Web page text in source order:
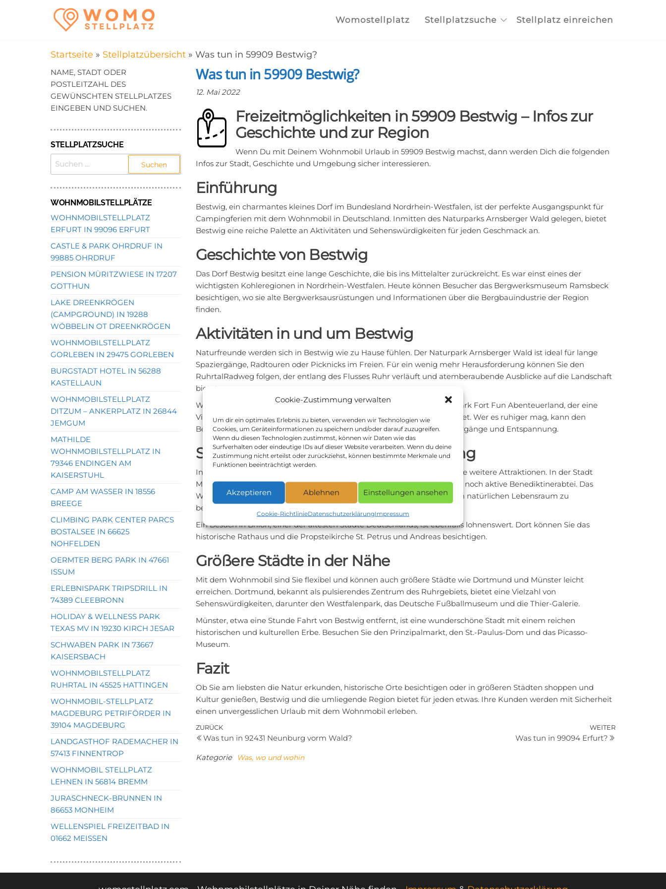
Cookie-Zustimmung verwalten
Um dir ein optimales Erlebnis zu bieten, verwenden wir Technologien wie
Cookies, um Geräteinformationen zu speichern und/oder darauf zuzugreifen.
Wenn du diesen Technologien zustimmst, können wir Daten wie das
Surfverhalten oder eindeutige IDs auf dieser Website verarbeiten. Wenn du deine
Zustimmung nicht erteilst oder zurückziehst, können bestimmte Merkmale und
Funktionen beeinträchtigt werden.
Akzeptieren Ablehnen Einstellungen ansehen
Cookie-RichtlinieDatenschutzerklärungImpressum
in der Nähe finden
Womostellplatz Stellplatzsuche Stellplatz einreichen
Startseite » Stellplatzübersicht » Was tun in 59909 Bestwig?
Was tun in 59909 Bestwig?
12. Mai 2022
Freizeitmöglichkeiten in 59909 Bestwig – Infos zur
Geschichte und zur Region
Wenn Du mit Deinem Wohnmobil Urlaub in 59909 Bestwig machst, dann werden Dich die folgenden
Infos zur Stadt, Geschichte und Umgebung sicher interessieren.
Einführung
Bestwig, ein charmantes kleines Dorf im Bundesland Nordrhein-Westfalen, ist der perfekte Ausgangspunkt für
Campingferien mit dem Wohnmobil in Deutschland. Inmitten des Naturparks Arnsberger Wald gelegen, bietet
Bestwig eine reiche Palette an Aktivitäten und Sehenswürdigkeiten für jeden Geschmack an.
Geschichte von Bestwig
Das Dorf Bestwig besitzt eine lange Geschichte, die bis ins Mittelalter zurückreicht. Es war einst eines der
wichtigsten Kohleregionen in Nordrhein-Westfalen. Heute können Besucher das Bergwerksmuseum Ramsbeck
besichtigen, wo sie alte Bergwerksausrüstungen und Informationen über die Bergbauindustrie der Region
finden.
Aktivitäten in und um Bestwig
Naturfreunde werden sich in Bestwig wie zu Hause fühlen. Der Naturpark Arnsberger Wald ist ideal für lange
Spaziergänge, Radtouren oder Picknicks im Freien. Für ein wenig mehr Herausforderung können Sie den
RuhrtalRadweg folgen, der entlang des Flusses Ruhr verläuft und atemberaubende Ausblicke auf die Landschaft
bietet.
Wenn Sie Adrenalin lieben, besuchen Sie den nahe gelegenen Freizeitpark Fort Fun Abenteuerland, der eine
Vielzahl von Fahrgeschäften und Attraktionen für die ganze Familie bietet. Wer es ruhiger mag, kann den
Bestwiger Panoramapark besuchen – ein wunderschöner Ort für Spaziergänge und Entspannung.
Sehenswürdigkeiten in der Umgebung
Innerhalb eines Radius von 50 Kilometern um Bestwig befinden sich viele weitere Attraktionen. In der Stadt
Meschede können Sie das Kloster Königsmünster besuchen, eine immer noch aktive Benediktinerabtei. Das
Wildwald Vosswinkel ist ein großartiger Ort, um lokale Wildtiere in ihrem natürlichen Lebensraum zu
beobachten.
Ein Besuch in Brilon, einer der ältesten Städte Deutschlands, ist ebenfalls lohnenswert. Dort können Sie das
historische Rathaus und die Propsteikirche St. Petrus und Andreas besichtigen.
Größere Städte in der Nähe
Mit dem Wohnmobil sind Sie flexibel und können auch größere Städte wie Dortmund und Münster leicht
erreichen. Dortmund, bekannt als pulsierendes Zentrum des Ruhrgebiets, bietet eine Vielzahl von
Sehenswürdigkeiten, darunter den Westfalenpark, das Deutsche Fußballmuseum und die Thier-Galerie.
Münster, etwa eine Stunde Fahrt von Bestwig entfernt, ist eine wunderschöne Stadt mit einem reichen
historischen und kulturellen Erbe. Besuchen Sie den Prinzipalmarkt, den St.-Paulus-Dom und das Picasso-
Museum.
Fazit
Ob Sie am liebsten die Natur erkunden, historische Orte besichtigen oder in größeren Städten shoppen und
Kultur genießen, Bestwig und die umliegende Region bietet für jeden etwas. Ihre Kunden werden mit Sicherheit
einen unvergesslichen Urlaub mit dem Wohnmobil erleben.
Beitragsnavigation
Vorheriger
Beitrag
ZURÜCK
Was tun in 92431 Neunburg vorm Wald?
Nächster
WEITER
Was tun in 99094 Erfurt?
Kategorie Was, wo und wohin
NAME, STADT ODER
POSTLEITZAHL DES
GEWÜNSCHTEN STELLPLATZES
EINGEBEN UND SUCHEN.
STELLPLATZSUCHE
SUCHEN
WOHNMOBILSTELLPLÄTZE
WOHNMOBILSTELLPLATZ
ERFURT IN 99096 ERFURT
CASTLE & PARK OHRDRUF IN
99885 OHRDRUF
PENSION MÜRITZWIESE IN 17207
GOTTHUN
LAKE DREENKRÖGEN
(CAMPGROUND) IN 19288
WÖBBELIN OT DREENKRÖGEN
WOHNMOBILSTELLPLATZ
GORLEBEN IN 29475 GORLEBEN
BURGSTADT HOTEL IN 56288
KASTELLAUN
WOHNMOBILSTELLPLATZ
DITZUM – ANKERPLATZ IN 26844
JEMGUM
MATHILDE
WOHNMOBILSTELLPLATZ IN
79346 ENDINGEN AM
KAISERSTUHL
CAMP AM WASSER IN 18556
BREEGE
CLIMBING PARK CENTER PARCS
BOSTALSEE IN 66625
NOHFELDEN
OERMTER BERG PARK IN 47661
ISSUM
ERLEBNISPARK TRIPSDRILL IN
74389 CLEEBRONN
HOLIDAY & WELLNESS PARK
TEXAS MV IN 19230 KIRCH JESAR
SCHWABEN PARK IN 73667
KAISERSBACH
WOHNMOBILSTELLPLATZ
RUHRTAL IN 45525 HATTINGEN
WOHNMOBIL-STELLPLATZ
MAGDEBURG PETRIFÖRDER IN
39104 MAGDEBURG
LANDGASTHOF RADEMACHER IN
57413 FINNENTROP
WOHNMOBIL STELLPLATZ
LEHNEN IN 56814 BREMM
JURASCHNECK-BRUNNEN IN
86653 MONHEIM
WELLENSPIEL FREIZEITBAD IN
01662 MEISSEN